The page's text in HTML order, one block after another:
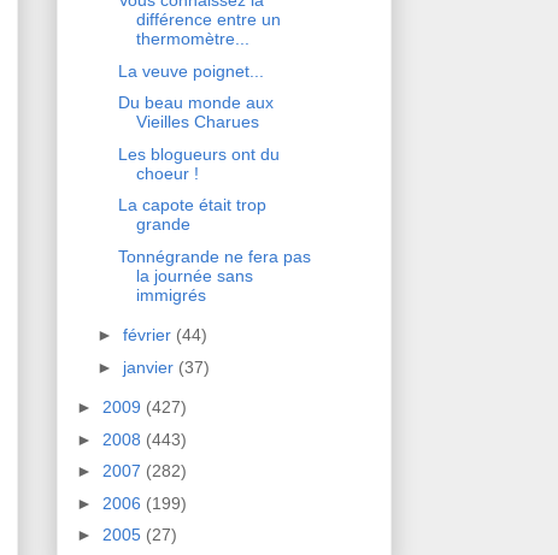
différence entre un
thermomètre...
La veuve poignet...
Du beau monde aux
Vieilles Charues
Les blogueurs ont du
choeur !
La capote était trop
grande
Tonnégrande ne fera pas
la journée sans
immigrés
► février (44)
► janvier (37)
► 2009 (427)
► 2008 (443)
► 2007 (282)
► 2006 (199)
► 2005 (27)